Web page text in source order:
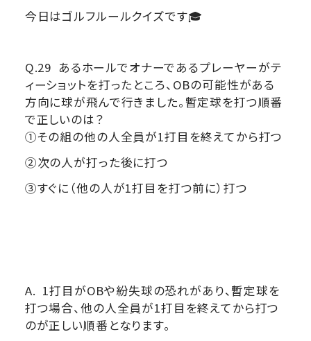
今日はゴルフルールクイズです🎓
Q.29 あるホールでオナーであるプレーヤーがテ
ィーショットを打ったところ、OBの可能性がある
方向に球が飛んで行きました。暫定球を打つ順番
で正しいのは？
①その組の他の人全員が1打目を終えてから打つ
②次の人が打った後に打つ
③すぐに（他の人が1打目を打つ前に）打つ
A. 1打目がOBや紛失球の恐れがあり、暫定球を
打つ場合、他の人全員が1打目を終えてから打つ
のが正しい順番となります。